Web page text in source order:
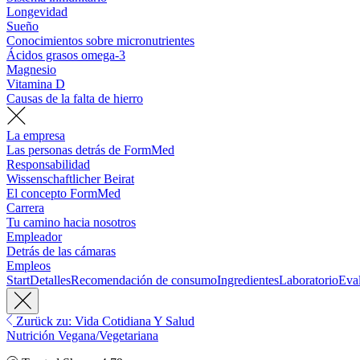
Longevidad
Sueño
Conocimientos sobre micronutrientes
Ácidos grasos omega-3
Magnesio
Vitamina D
Causas de la falta de hierro
La empresa
Las personas detrás de FormMed
Responsabilidad
Wissenschaftlicher Beirat
El concepto FormMed
Carrera
Tu camino hacia nosotros
Empleador
Detrás de las cámaras
Empleos
StartDetallesRecomendación de consumoIngredientesLaboratorio
Zurück zu: Vida Cotidiana Y Salud
Nutrición Vegana/Vegetariana